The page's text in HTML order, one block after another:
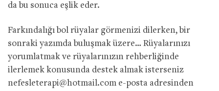
da bu sonuca eşlik eder.
Farkındalığı bol rüyalar görmenizi dilerken, bir
sonraki yazımda buluşmak üzere… Rüyalarınızı
yorumlatmak ve rüyalarınızın rehberliğinde
ilerlemek konusunda destek almak isterseniz
nefesleterapi@hotmail.com e-posta adresinden